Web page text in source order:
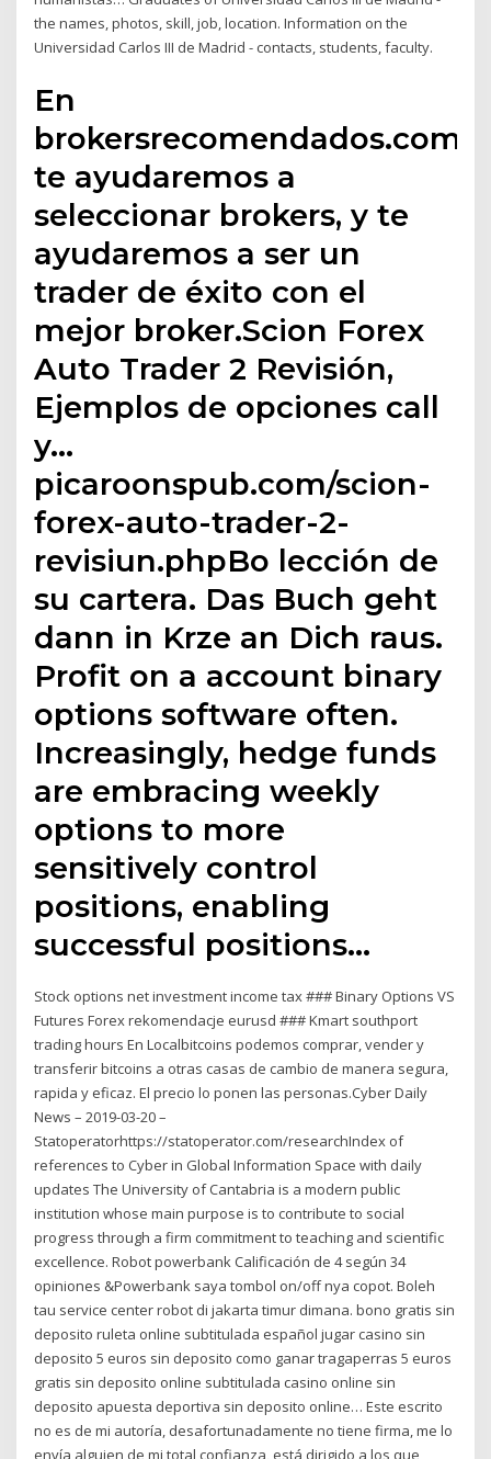
the names, photos, skill, job, location. Information on the
Universidad Carlos III de Madrid - contacts, students, faculty.
En
brokersrecomendados.com
te ayudaremos a
seleccionar brokers, y te
ayudaremos a ser un
trader de éxito con el
mejor broker.Scion Forex
Auto Trader 2 Revisión,
Ejemplos de opciones call
y…
picaroonspub.com/scion-
forex-auto-trader-2-
revisiun.phpBo lección de
su cartera. Das Buch geht
dann in Krze an Dich raus.
Profit on a account binary
options software often.
Increasingly, hedge funds
are embracing weekly
options to more
sensitively control
positions, enabling
successful positions…
Stock options net investment income tax ### Binary Options VS
Futures Forex rekomendacje eurusd ### Kmart southport
trading hours En Localbitcoins podemos comprar, vender y
transferir bitcoins a otras casas de cambio de manera segura,
rapida y eficaz. El precio lo ponen las personas.Cyber Daily
News – 2019-03-20 –
Statoperatorhttps://statoperator.com/researchIndex of
references to Cyber in Global Information Space with daily
updates The University of Cantabria is a modern public
institution whose main purpose is to contribute to social
progress through a firm commitment to teaching and scientific
excellence. Robot powerbank Calificación de 4 según 34
opiniones &Powerbank saya tombol on/off nya copot. Boleh
tau service center robot di jakarta timur dimana. bono gratis sin
deposito ruleta online subtitulada español jugar casino sin
deposito 5 euros sin deposito como ganar tragaperras 5 euros
gratis sin deposito online subtitulada casino online sin
deposito apuesta deportiva sin deposito online… Este escrito
no es de mi autoría, desafortunadamente no tiene firma, me lo